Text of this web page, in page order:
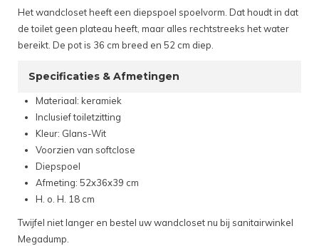
Het wandcloset heeft een diepspoel spoelvorm. Dat houdt in dat
de toilet geen plateau heeft, maar alles rechtstreeks het water
bereikt. De pot is 36 cm breed en 52 cm diep.
Specificaties & Afmetingen
Materiaal: keramiek
Inclusief toiletzitting
Kleur: Glans-Wit
Voorzien van softclose
Diepspoel
Afmeting: 52x36x39 cm
H. o. H. 18 cm
Twijfel niet langer en bestel uw wandcloset nu bij sanitairwinkel
Megadump.